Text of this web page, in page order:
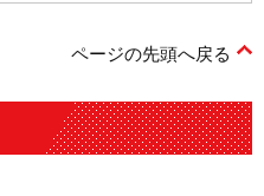
ページの先頭へ戻る